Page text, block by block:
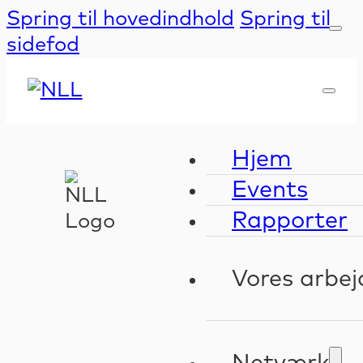
Spring til hovedindhold Spring til
sidefod
Hjem
Events
Rapporter
Vores